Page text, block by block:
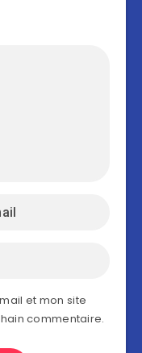
et mon site
commentaire.